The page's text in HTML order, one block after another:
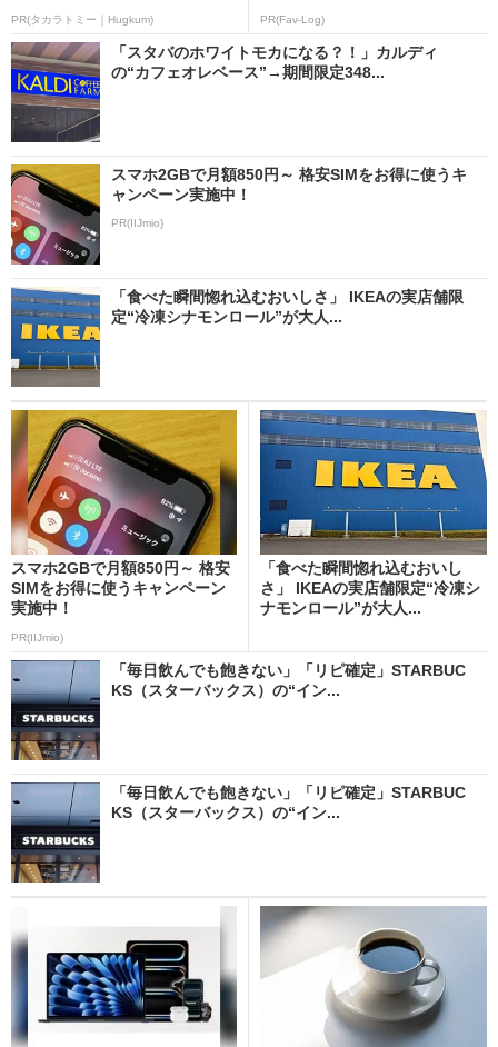
PR(タカラトミー｜Hugkum) PR(Fav-Log)
「スタバのホワイトモカになる？！」カルディ
の“カフェオレベース”→期間限定348...
スマホ2GBで月額850円～ 格安SIMをお得に使うキ
ャンペーン実施中！
PR(IIJmio)
「食べた瞬間惚れ込むおいしさ」 IKEAの実店舗限
定“冷凍シナモンロール”が大人...
スマホ2GBで月額850円～ 格安
SIMをお得に使うキャンペーン
実施中！
PR(IIJmio)
「食べた瞬間惚れ込むおいし
さ」 IKEAの実店舗限定“冷凍シ
ナモンロール”が大人...
「毎日飲んでも飽きない」「リピ確定」STARBUC
KS（スターバックス）の“イン...
「毎日飲んでも飽きない」「リピ確定」STARBUC
KS（スターバックス）の“イン...